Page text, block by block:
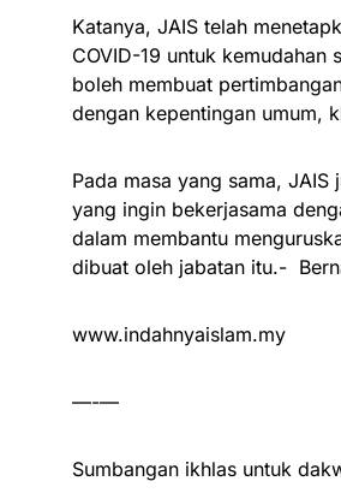
Katanya, JAIS telah
COVID-19 untuk
boleh membuat
dengan kepentingan umum,
Pada masa yang sama,
yang ingin bekerjasama
dalam membantu
dibuat oleh jabatan itu.-
www.indahnyaislam.my
—-—
Sumbangan ikhlas untuk